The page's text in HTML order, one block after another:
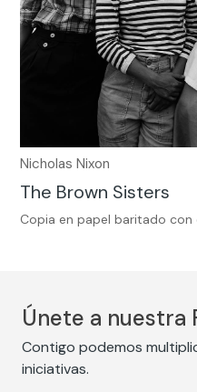
Nicholas Nixon
The Brown Sisters
Copia en papel baritado
Únete a nuestra
Contigo podemos
iniciativas.